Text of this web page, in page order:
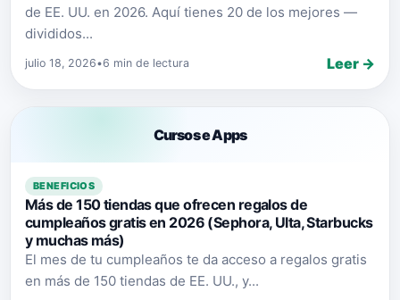
de EE. UU. en 2026. Aquí tienes 20 de los mejores —
divididos...
julio 18, 2026•6 min de lectura Leer →
Cursos e Apps
BENEFICIOS
Más de 150 tiendas que ofrecen regalos de
cumpleaños gratis en 2026 (Sephora, Ulta, Starbucks
y muchas más)
El mes de tu cumpleaños te da acceso a regalos gratis
en más de 150 tiendas de EE. UU., y...